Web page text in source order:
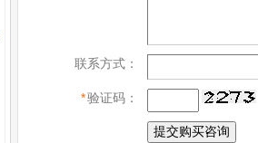
联系方式：
*验证码：